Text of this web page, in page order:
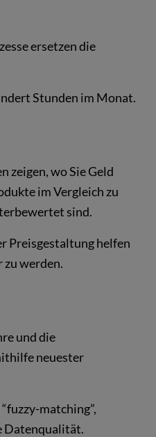
ersetzen die
Stunden im Monat.
zeigen, wo Sie Geld
im Vergleich zu
sind.
Preisgestaltung helfen
zu werden.
und die
neuester
matching”,
Datenqualität.